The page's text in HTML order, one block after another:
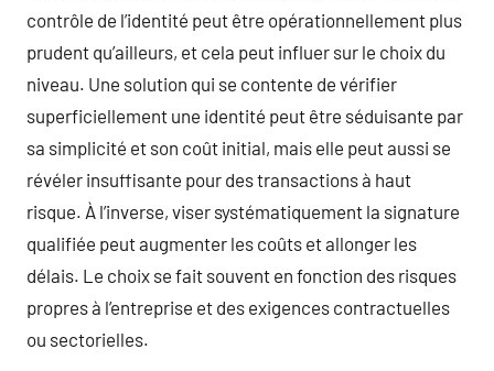
contrôle de l’identité peut être opérationnellement plus
prudent qu’ailleurs, et cela peut influer sur le choix du
niveau. Une solution qui se contente de vérifier
superficiellement une identité peut être séduisante par
sa simplicité et son coût initial, mais elle peut aussi se
révéler insuffisante pour des transactions à haut
risque. À l’inverse, viser systématiquement la signature
qualifiée peut augmenter les coûts et allonger les
délais. Le choix se fait souvent en fonction des risques
propres à l’entreprise et des exigences contractuelles
ou sectorielles.